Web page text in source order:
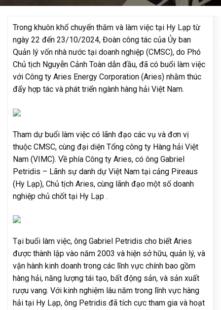
Trong khuôn khổ chuyến thăm và làm việc tại Hy Lạp từ
ngày 22 đến 23/10/2024, Đoàn công tác của Ủy ban
Quản lý vốn nhà nước tại doanh nghiệp (CMSC), do Phó
Chủ tịch Nguyễn Cảnh Toàn dẫn đầu, đã có buổi làm việc
với Công ty Aries Energy Corporation (Aries) nhằm thúc
đẩy hợp tác và phát triển ngành hàng hải Việt Nam.
Tham dự buổi làm việc có lãnh đạo các vụ và đơn vị
thuộc CMSC, cùng đại diện Tổng công ty Hàng hải Việt
Nam (VIMC). Về phía Công ty Aries, có ông Gabriel
Petridis – Lãnh sự danh dự Việt Nam tại cảng Pireaus
(Hy Lạp), Chủ tịch Aries, cùng lãnh đạo một số doanh
nghiệp chủ chốt tại Hy Lạp .
Tại buổi làm việc, ông Gabriel Petridis cho biết Aries
được thành lập vào năm 2003 và hiện sở hữu, quản lý, và
vận hành kinh doanh trong các lĩnh vực chính bao gồm
hàng hải, năng lượng tái tạo, bất động sản, và sản xuất
rượu vang. Với kinh nghiệm lâu năm trong lĩnh vực hàng
hải tại Hy Lạp, ông Petridis đã tích cực tham gia và hoạt